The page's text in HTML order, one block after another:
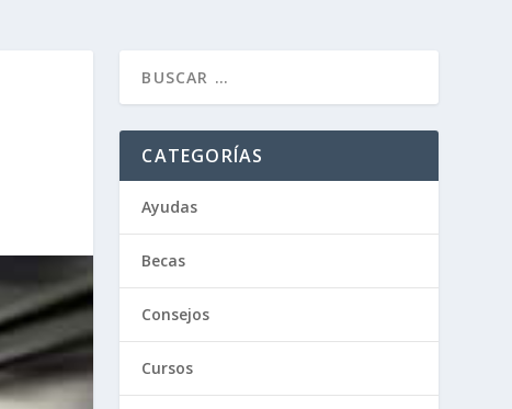
CATEGORÍAS
Ayudas
Becas
Consejos
Cursos